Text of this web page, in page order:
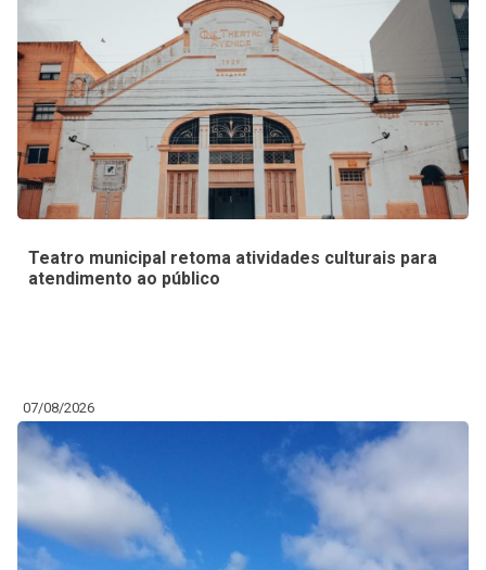
Teatro municipal retoma atividades culturais para
atendimento ao público
07/08/2026